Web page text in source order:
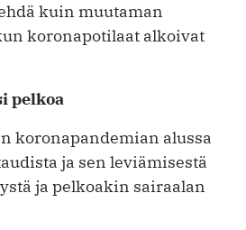
kuin muutaman
koronapotilaat alkoivat
pelkoa
koronapandemian alussa
ja sen leviämisestä
ja pelkoakin sairaalan